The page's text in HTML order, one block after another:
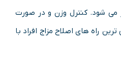
می شود. کنترل وزن و در صورت
راه های اصلاح مزاج افراد با